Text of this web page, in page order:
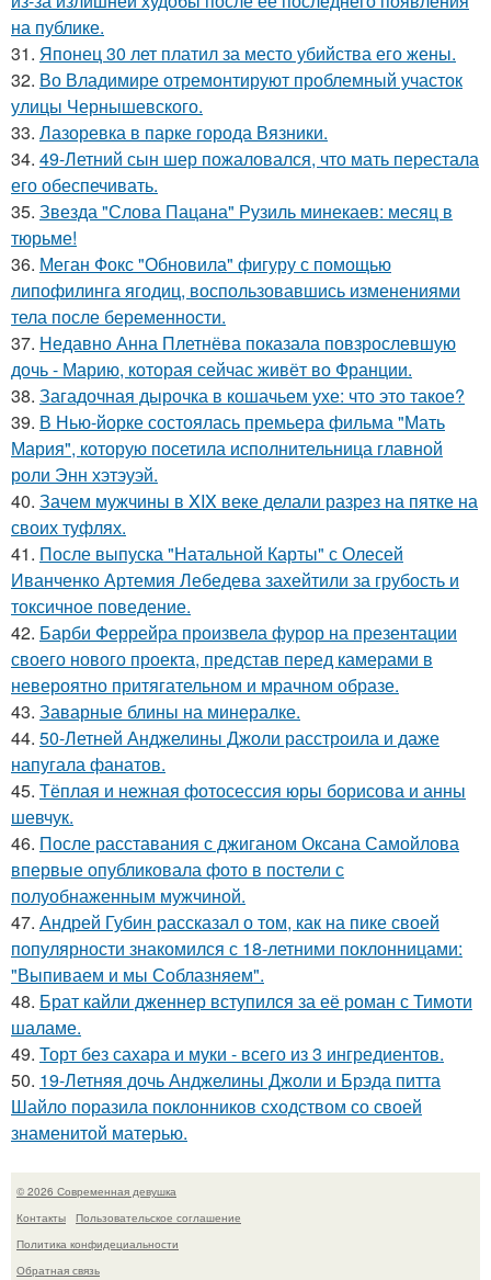
на публике.
31. Японец 30 лет платил за место убийства его жены.
32. Во Владимире отремонтируют проблемный участок
улицы Чернышевского.
33. Лазоревка в парке города Вязники.
34. 49-Летний сын шер пожаловался, что мать перестала
его обеспечивать.
35. Звезда "Слова Пацана" Рузиль минекаев: месяц в
тюрьме!
36. Меган Фокс "Обновила" фигуру с помощью
липофилинга ягодиц, воспользовавшись изменениями
тела после беременности.
37. Недавно Анна Плетнёва показала повзрослевшую
дочь - Марию, которая сейчас живёт во Франции.
38. Загадочная дырочка в кошачьем ухе: что это такое?
39. В Нью-йорке состоялась премьера фильма "Мать
Мария", которую посетила исполнительница главной
роли Энн хэтэуэй.
40. Зачем мужчины в XIX веке делали разрез на пятке на
своих туфлях.
41. После выпуска "Натальной Карты" с Олесей
Иванченко Артемия Лебедева захейтили за грубость и
токсичное поведение.
42. Барби Феррейра произвела фурор на презентации
своего нового проекта, представ перед камерами в
невероятно притягательном и мрачном образе.
43. Заварные блины на минералке.
44. 50-Летней Анджелины Джоли расстроила и даже
напугала фанатов.
45. Тёплая и нежная фотосессия юры борисова и анны
шевчук.
46. После расставания с джиганом Оксана Самойлова
впервые опубликовала фото в постели с
полуобнаженным мужчиной.
47. Андрей Губин рассказал о том, как на пике своей
популярности знакомился с 18-летними поклонницами:
"Выпиваем и мы Соблазняем".
48. Брат кайли дженнер вступился за её роман с Тимоти
шаламе.
49. Торт без сахара и муки - всего из 3 ингредиентов.
50. 19-Летняя дочь Анджелины Джоли и Брэда питта
Шайло поразила поклонников сходством со своей
знаменитой матерью.
© 2026 Современная девушка
Контакты
Пользовательское соглашение
Политика конфидециальности
Обратная связь